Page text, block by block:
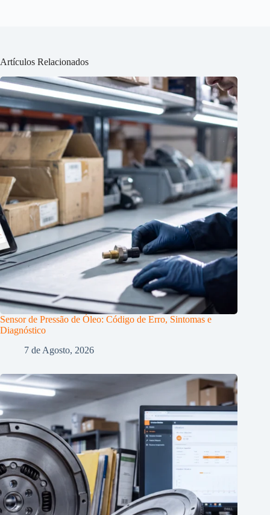
Artículos Relacionados
Sensor de Pressão de Óleo: Código de Erro, Sintomas e
Diagnóstico
7 de Agosto, 2026